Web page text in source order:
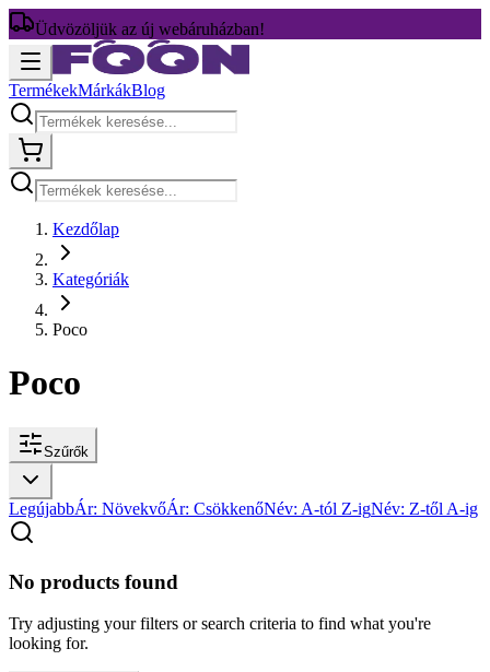
Üdvözöljük az új webáruházban!
TermékekMárkákBlog
Kezdőlap
Kategóriák
Poco
Poco
Szűrők
LegújabbÁr: NövekvőÁr: CsökkenőNév: A-tól Z-igNév: Z-től A-ig
No products found
Try adjusting your filters or search criteria to find what you're
looking for.